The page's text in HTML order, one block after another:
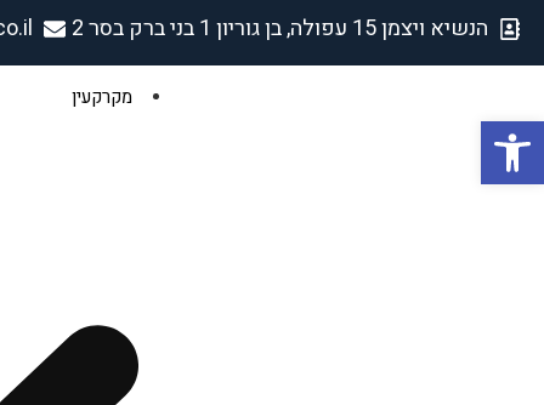
הנשיא ויצמן 15 עפולה, בן גוריון 1 בני ברק בסר 2
מקרקעין
פתח סרגל נגישות